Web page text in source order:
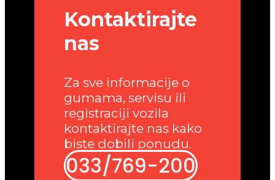
Kontaktirajte
nas
Za sve informacije o
gumama, servisu ili
registraciji vozila
kontaktirajte nas kako
biste dobili ponudu.
033/769-200